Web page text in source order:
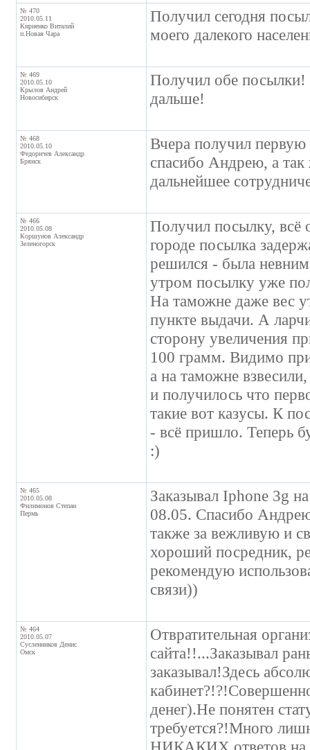
№ 470
2010.05.11
Кириенко Виталий
п.Новая Чара
Получил сегодня
моего далекого
№ 469
2010.05.10
Крылов Андрей
Новосибирск
Получил обе посылки!
дальше!
№ 468
2010.05.10
Федоричев Александр
Брянск
Вчера получил
спасибо Андрею, а
дальнейшее
№ 466
2010.05.08
Коршунов Александр
Зеленогорск
Получил посылку, всё
городе посылка
решился - была
утром посылку уже
На таможне даже вес
пункте выдачи. А
сторону увеличения
100 грамм. Видимо
а на таможне
и получилось что
такие вот казусы. К
- всё пришло. Теперь
:)
№ 465
2010.05.08
Филимонов Степан
Пермь
Заказывал Iphone 3g
08.05. Спасибо Андрею
также за вежливую и
хороший посредник,
рекомендую
связи))
№ 464
2010.05.07
Сусленников Денис
Омск
Отвратительная
сайта!!...Заказывал
заказывал!Здесь
денег).Не понятен
требуется?!Много